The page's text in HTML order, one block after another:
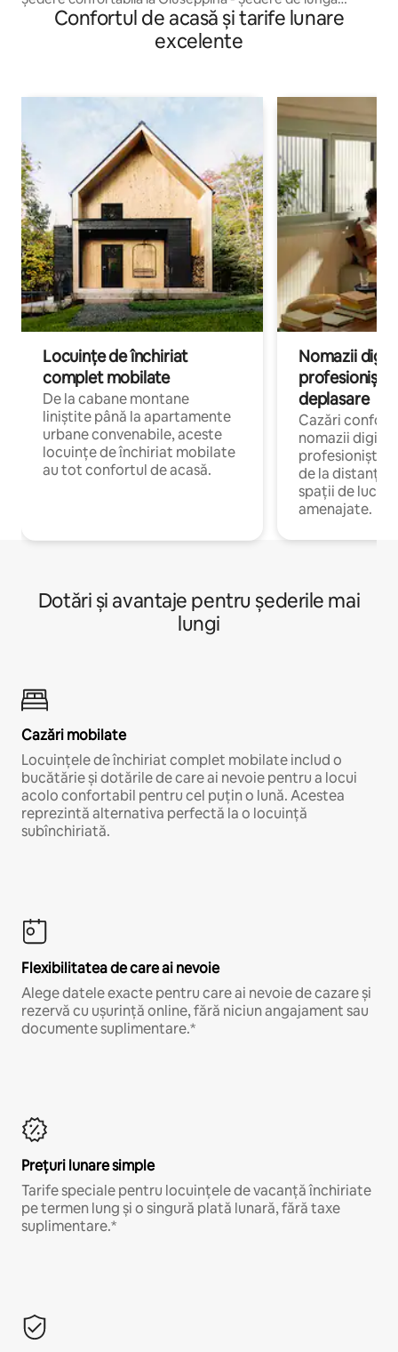
durată - Muncă și relaxare
Confortul de acasă și tarife lunare
excelente
Locuințe de închiriat
complet mobilate
De la cabane montane
liniștite până la apartamente
urbane convenabile, aceste
locuințe de închiriat mobilate
au tot confortul de acasă.
Nomazii
profesioniștii
deplasare
Cazări
nomazii
profesioniștii
de la distanță,
spații de lucru
amenajate.
Dotări și avantaje pentru șederile mai
lungi
Cazări mobilate
Locuințele de închiriat complet mobilate includ o
bucătărie și dotările de care ai nevoie pentru a locui
acolo confortabil pentru cel puțin o lună. Acestea
reprezintă alternativa perfectă la o locuință
subînchiriată.
Flexibilitatea de care ai nevoie
Alege datele exacte pentru care ai nevoie de cazare și
rezervă cu ușurință online, fără niciun angajament sau
documente suplimentare.*
Prețuri lunare simple
Tarife speciale pentru locuințele de vacanță închiriate
pe termen lung și o singură plată lunară, fără taxe
suplimentare.*